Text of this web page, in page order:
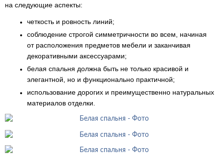
на следующие аспекты:
четкость и ровность линий;
соблюдение строгой симметричности во всем, начиная
от расположения предметов мебели и заканчивая
декоративными аксессуарами;
белая спальня должна быть не только красивой и
элегантной, но и функционально практичной;
использование дорогих и преимущественно натуральных
материалов отделки.